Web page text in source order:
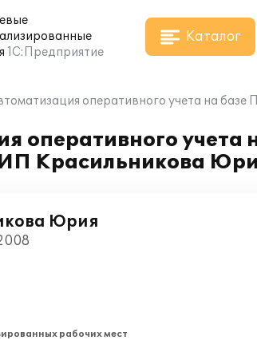
1С:Предприятие
Каталог
оперативного учета на
оперативного
ИП Красильникова
Юрия
рабочих мест